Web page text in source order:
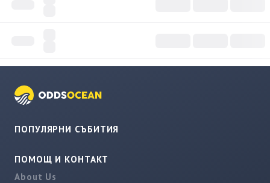
ПОПУЛЯРНИ СЪБИТИЯ
ПОМОЩ И КОНТАКТ
About Us